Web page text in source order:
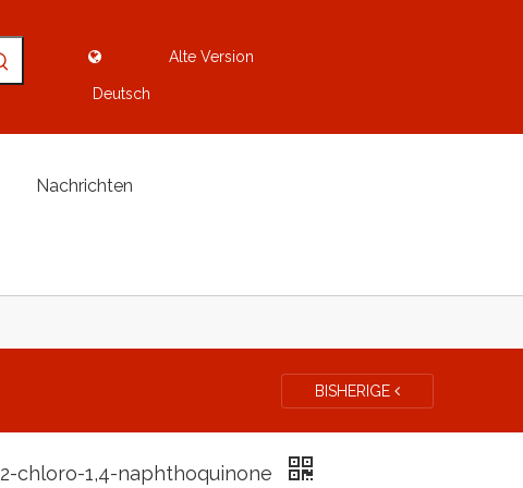
Deutsch
Alte Version
Nachrichten
BISHERIGE
2-chloro-1,4-naphthoquinone